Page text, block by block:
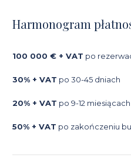
Harmonogram
100 000 € + VAT po
30% + VAT po 30-45 dniach
20% + VAT po 9-12 miesiącach
50% + VAT po zakończeniu